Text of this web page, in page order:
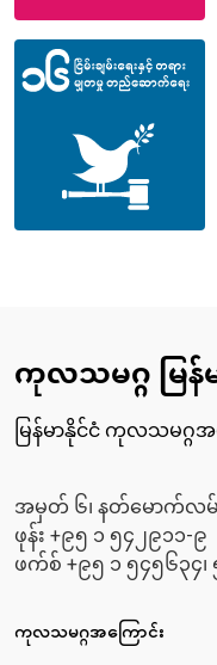
ကုလသမဂ္ဂ မြန်
မြန်မာနိုင်ငံ ကုလသမ
အမှတ် ၆၊ နတ်မောက်လမ်း
ဖုန်း +၉၅ ၁ ၅၄၂၉၁၁-၉
ဖက်စ် +၉၅ ၁ ၅၄၅၆၃၄၊
Footer menu
ကုလသမဂ္ဂအကြောင်း